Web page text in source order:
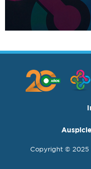
Copyright © 2025